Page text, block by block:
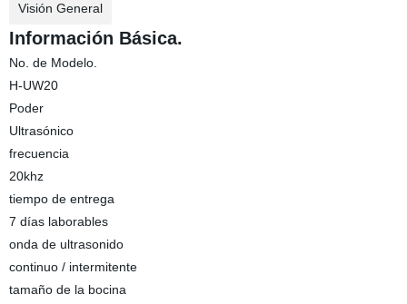
Visión General
Información Básica.
No. de Modelo.
H-UW20
Poder
Ultrasónico
frecuencia
20khz
tiempo de entrega
7 días laborables
onda de ultrasonido
continuo / intermitente
tamaño de la bocina